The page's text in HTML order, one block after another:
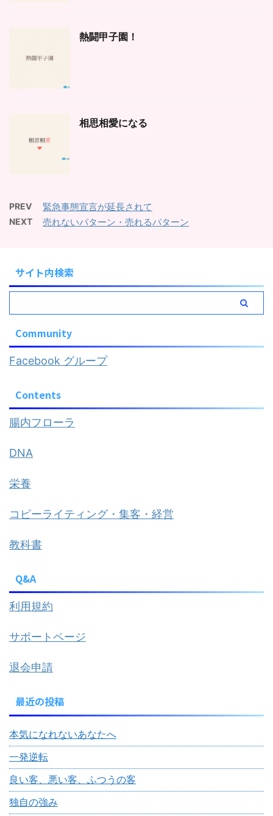
熱闘甲子園！
相思相愛になる
PREV 緊急事態宣言が延長されて
NEXT 売れないパターン・売れるパターン
サイト内検索
Community
Facebook グループ
Contents
腸内フローラ
DNA
栄養
コピーライティング・集客・経営
教科書
Q&A
利用規約
サポートページ
退会申請
最近の投稿
本気になれないあなたへ
一発逆転
良い客、悪い客、ふつうの客
独自の強み